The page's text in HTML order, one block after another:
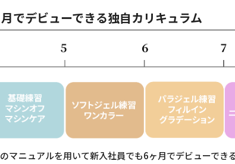
でデビューできる独自カリキュラム
マニュアルを用いて新入社員でも6ヶ月でデビューで